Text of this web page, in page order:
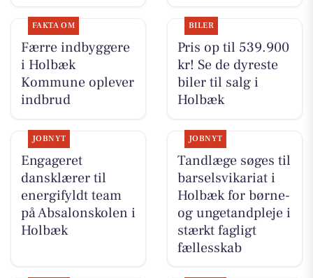
FAKTA OM
Færre indbyggere
i Holbæk
Kommune oplever
indbrud
BILER
Pris op til 539.900
kr! Se de dyreste
biler til salg i
Holbæk
JOBNYT
Engageret
dansklærer til
energifyldt team
på Absalonskolen i
Holbæk
JOBNYT
Tandlæge søges til
barselsvikariat i
Holbæk for børne-
og ungetandpleje i
stærkt fagligt
fællesskab